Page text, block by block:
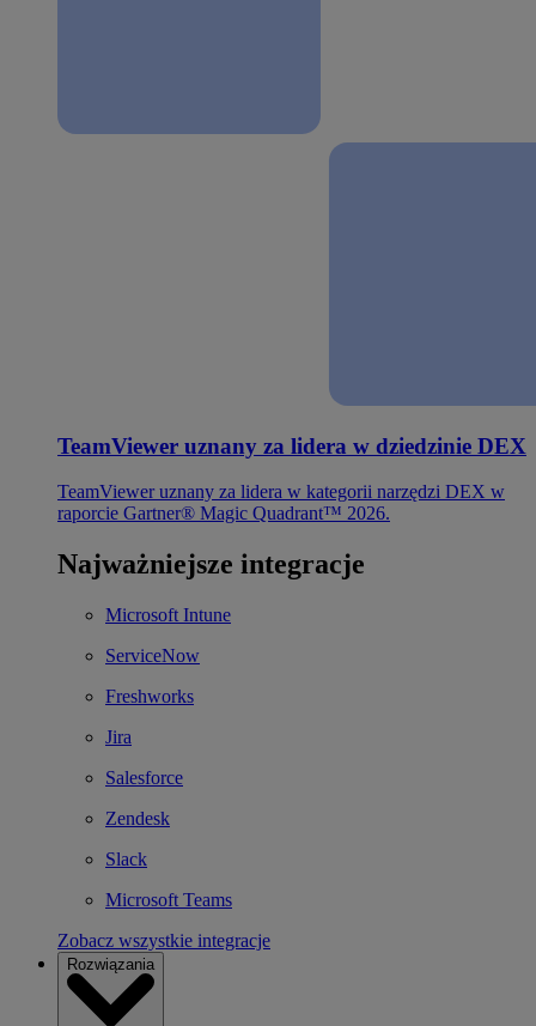
TeamViewer uznany za lidera w dziedzinie DEX
TeamViewer uznany za lidera w kategorii narzędzi DEX w
raporcie Gartner® Magic Quadrant™ 2026.
Najważniejsze integracje
Microsoft Intune
ServiceNow
Freshworks
Jira
Salesforce
Zendesk
Slack
Microsoft Teams
Zobacz wszystkie integracje
Rozwiązania